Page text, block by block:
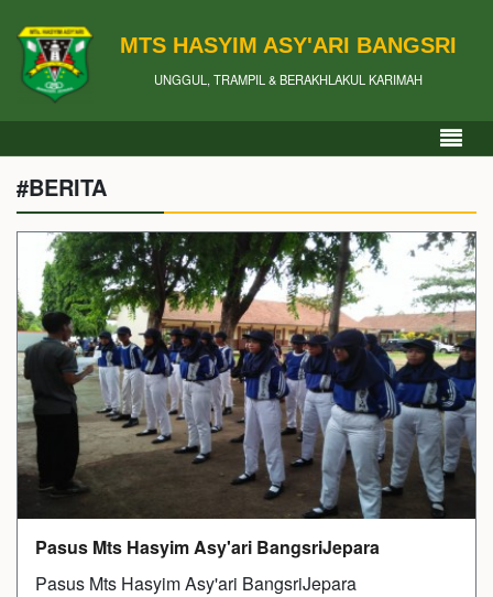
MTS HASYIM ASY'ARI BANGSRI
UNGGUL, TRAMPIL & BERAKHLAKUL KARIMAH
#BERITA
Pasus Mts Hasyim Asy'ari BangsriJepara
Pasus Mts Hasyim Asy'ari BangsriJepara